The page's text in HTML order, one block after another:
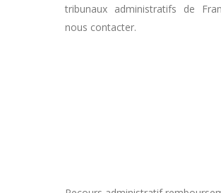
tribunaux administratifs de
nous contacter.